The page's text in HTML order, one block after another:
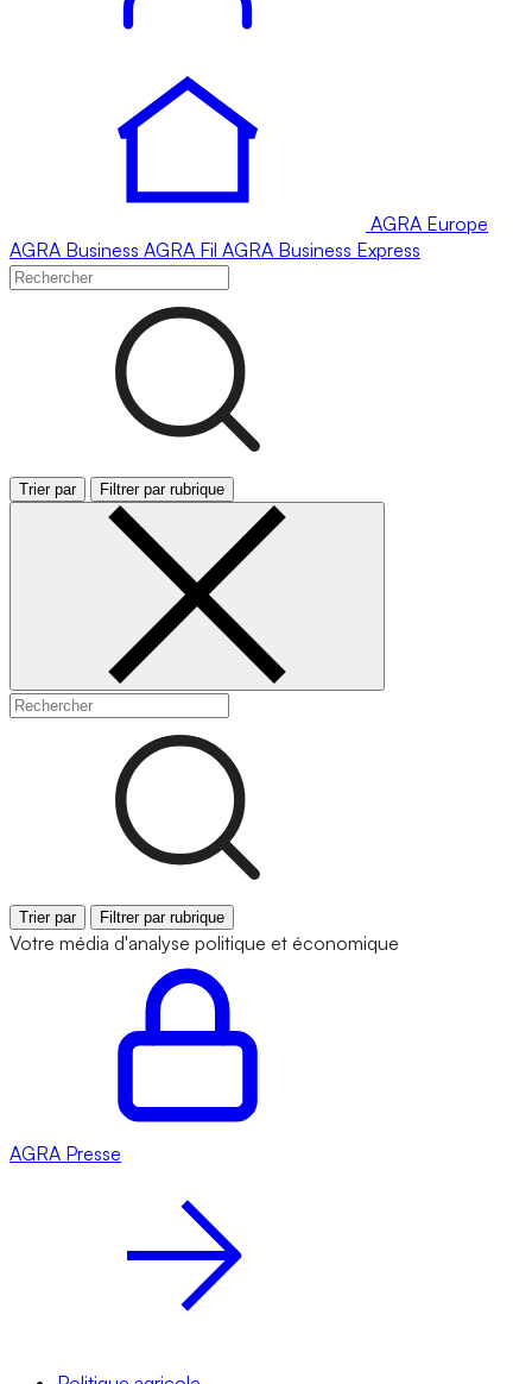
AGRA Europe
AGRA Business AGRA Fil AGRA Business Express
Trier par Filtrer par rubrique
Trier par Filtrer par rubrique
Votre média d'analyse politique et économique
AGRA Presse